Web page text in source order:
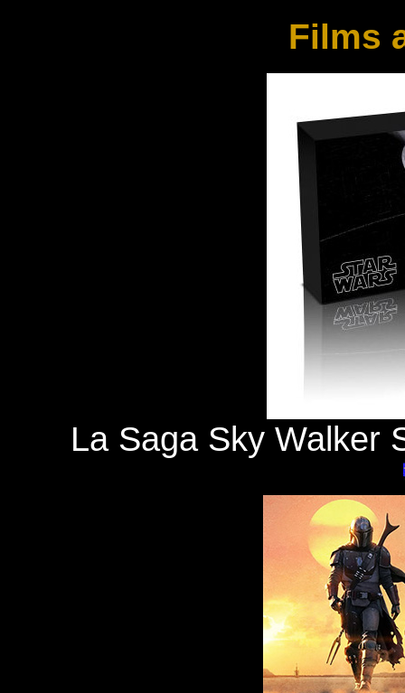
Films
La Saga Sky Walker